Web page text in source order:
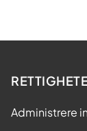
Administrere